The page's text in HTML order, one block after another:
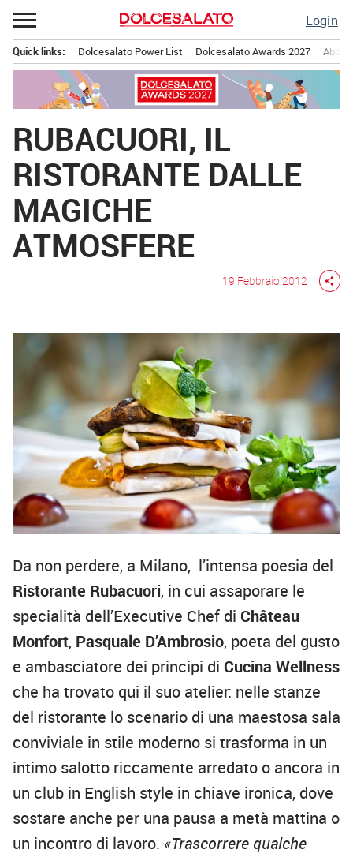
Passa
al
contenuto
Login
principale
Quick links: Dolcesalato Power List Dolcesalato Awards 2027
RUBACUORI, IL
RISTORANTE DALLE
MAGICHE
ATMOSFERE
19 Febbraio 2012 share
Da non perdere, a Milano, l’intensa poesia del
Ristorante Rubacuori, in cui assaporare le
specialità dell’Executive Chef di Château
Monfort, Pasquale D’Ambrosio, poeta del gusto
e ambasciatore dei principi di Cucina Wellness
che ha trovato qui il suo atelier: nelle stanze
del ristorante lo scenario di una maestosa sala
conviviale in stile moderno si trasforma in un
intimo salotto riccamente arredato o ancora in
un club in English style in chiave ironica, dove
sostare anche per una pausa a metà mattina o
un incontro di lavoro. «Trascorrere qualche